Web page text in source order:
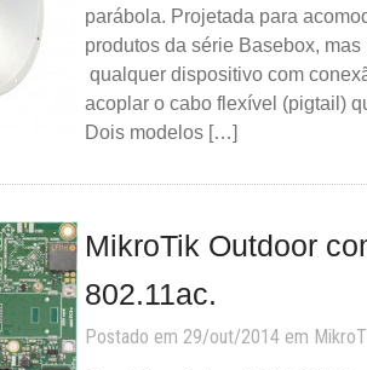
parábola. Projetada para
produtos da série Basebox,
qualquer dispositivo com
acoplar o cabo flexível (pigtail)
Dois modelos […]
MikroTik Outdoor
802.11ac.
Postado em 29/out/2014 em